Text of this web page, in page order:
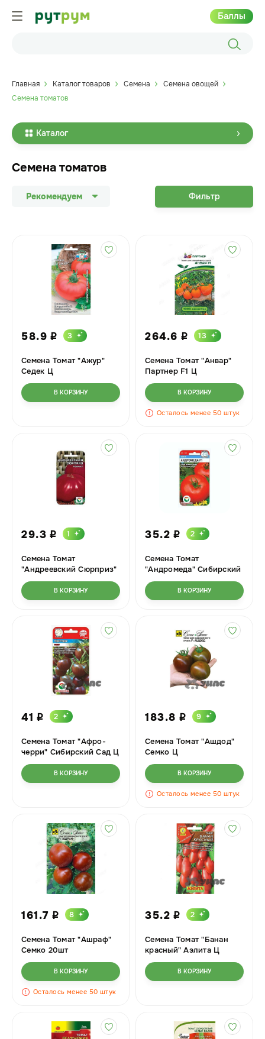
Баллы
Главная Каталог товаров Семена
Семена овощей
Семена томатов
Каталог
Семена томатов
Рекомендуем Фильтр
58.9 i 3
Семена Томат "Ажур"
Седек Ц
В КОРЗИНУ
264.6 i 13
Семена Томат "Анвар"
Партнер F1 Ц
В КОРЗИНУ
Осталось менее 50 штук
29.3 i 1
Семена Томат
"Андреевский Сюрприз"
Сибирский Сад Ц
В КОРЗИНУ
35.2 i 2
Семена Томат
"Андромеда" Сибирский
Сад Ц
В КОРЗИНУ
41 i 2
Семена Томат "Афро-
черри" Сибирский Сад Ц
В КОРЗИНУ
183.8 i 9
Семена Томат "Ашдод"
Семко Ц
В КОРЗИНУ
Осталось менее 50 штук
161.7 i 8
Семена Томат "Ашраф"
Семко 20шт
В КОРЗИНУ
Осталось менее 50 штук
35.2 i 2
Семена Томат "Банан
красный" Аэлита Ц
В КОРЗИНУ